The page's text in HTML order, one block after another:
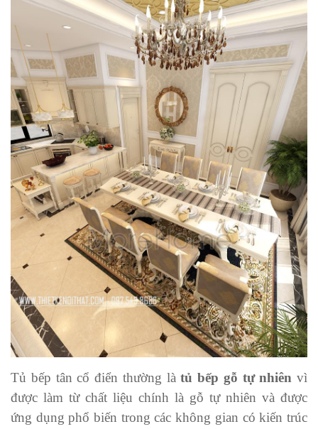
Tủ bếp tân cổ điển thường làtủ bếp gỗ tự nhiên vì
được làm từ chất liệu chính là gỗ tự nhiên và được
ứng dụng phổ biến trong các không gian có kiến trúc